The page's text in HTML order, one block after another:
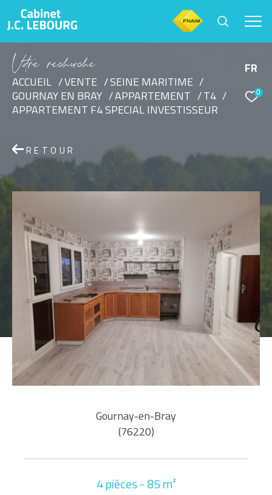
FR
0
Vore recece
ACCUEIL VENTE
SEINE MARITIME
GOURNAY EN BRAY
APPARTEMENT
T4
APPARTEMENT F4 SPECIAL INVESTISSEUR
RETOUR
Gournay-en-Bray
(76220)
4 pièces - 85 m²
Effectuer une recherche
Type d'offre
Sélectionner
Budget
Pièces
1 5+
Localisation